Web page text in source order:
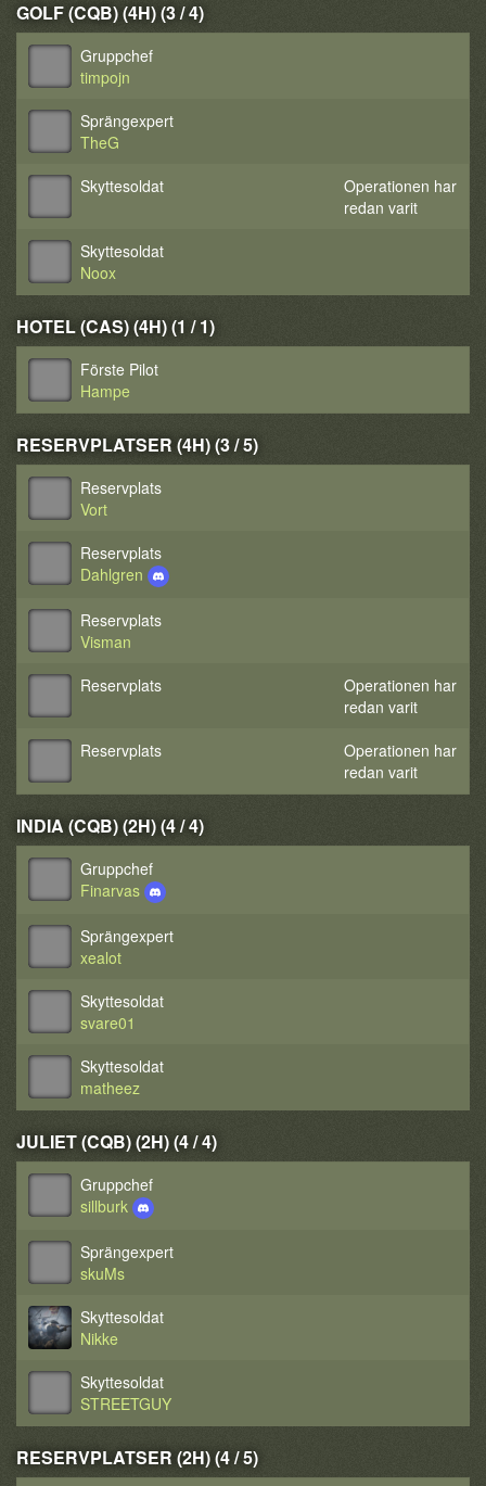
GOLF (CQB) (4H) (3 / 4)
Gruppchef
timpojn
Sprängexpert
TheG
Skyttesoldat
Operationen har
redan varit
Skyttesoldat
Noox
HOTEL (CAS) (4H) (1 / 1)
Förste Pilot
Hampe
RESERVPLATSER (4H) (3 / 5)
Reservplats
Vort
Reservplats
Dahlgren
Reservplats
Visman
Reservplats
Operationen har
redan varit
Reservplats
Operationen har
redan varit
INDIA (CQB) (2H) (4 / 4)
Gruppchef
Finarvas
Sprängexpert
xealot
Skyttesoldat
svare01
Skyttesoldat
matheez
JULIET (CQB) (2H) (4 / 4)
Gruppchef
sillburk
Sprängexpert
skuMs
Skyttesoldat
Nikke
Skyttesoldat
STREETGUY
RESERVPLATSER (2H) (4 / 5)